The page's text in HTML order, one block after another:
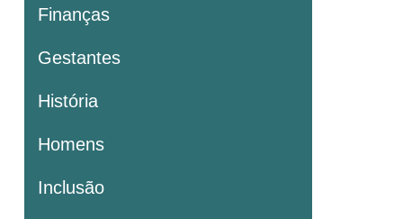
Finanças
Gestantes
História
Homens
Inclusão